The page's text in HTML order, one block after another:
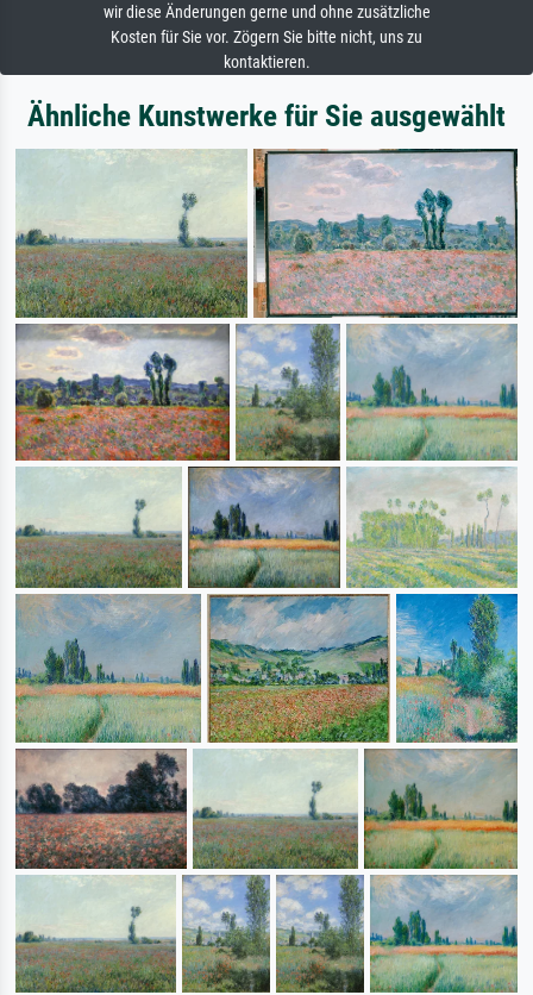
wir diese Änderungen gerne und ohne zusätzliche
Kosten für Sie vor. Zögern Sie bitte nicht, uns zu
kontaktieren.
Ähnliche Kunstwerke für Sie ausgewählt